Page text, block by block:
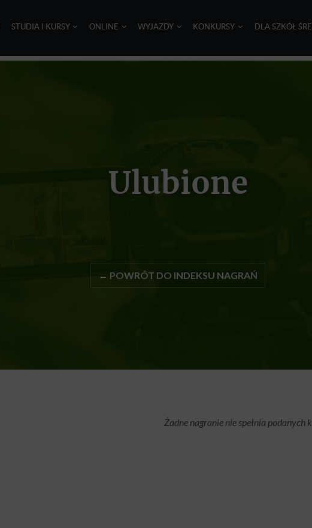
STUDIA I KURSY ONLINE WYJAZDY KONKURSY DLA SZKÓŁ
Ulubione
← POWRÓT DO INDEKSU NAGRAŃ
Żadne nagranie nie spełnia podanych